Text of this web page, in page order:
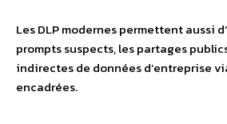
Les DLP modernes permettent aussi
prompts suspects, les partages
indirectes de données d’entreprise
encadrées.